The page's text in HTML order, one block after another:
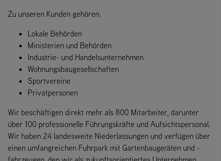
Zu unseren Kunden gehören:
Lokale Behörden
Ministerien und Behörden
Industrie- und Handelsunternehmen
Wohnungsbaugesellschaften
Sportvereine
Privatpersonen
Wir beschäftigen direkt mehr als 800 Mitarbeiter, darunter
über 100 professionelle Führungskräfte und Aufsichtspersonal.
Wir haben 24 landesweite Niederlassungen und verfügen über
einen umfangreichen Fuhrpark mit Gartenbaugeräten und -